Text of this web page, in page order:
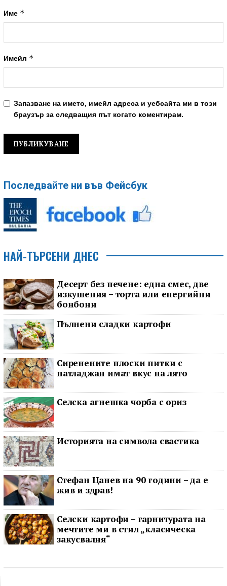
Име *
Имейл *
Запазване на името, имейл адреса и уебсайта ми в този
браузър за следващия път когато коментирам.
Последвайте ни във Фейсбук
НАЙ-ТЪРСЕНИ ДНЕС
Десерт без печене: една смес, две
изкушения – торта или енергийни
бонбони
Пълнени сладки картофи
Сиренените плоски питки с
патладжан имат вкус на лято
Селска агнешка чорба с ориз
Историята на символа свастика
Стефан Цанев на 90 години – да е
жив и здрав!
Селски картофи – гарнитурата на
мечтите ми в стил „класическа
закусвалня“